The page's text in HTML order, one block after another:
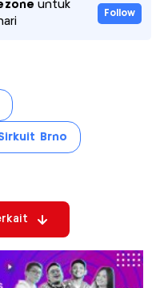
untuk
Follow
Brno